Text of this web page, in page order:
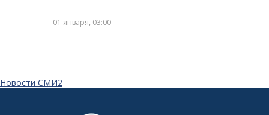
01 января, 03:00
Новости СМИ2